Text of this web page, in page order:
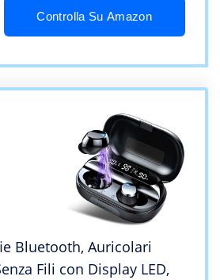
Controlla Su Amazon
Bluetooth, Auricolari
Fili con Display LED,